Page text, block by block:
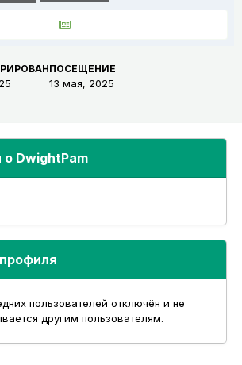
ПОСЕЩЕНИЕ
13 мая, 2025
DwightPam
пользователей отключён и не
другим пользователям.